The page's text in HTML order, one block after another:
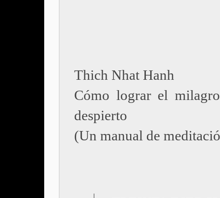
Thich Nhat Hanh
Cómo lograr el
despierto
(Un manual de